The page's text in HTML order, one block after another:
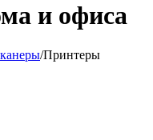
и офиса
/Принтеры